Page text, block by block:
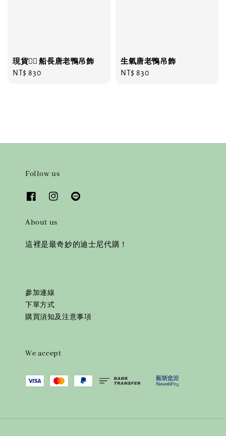
現貨❤️‍🔥 船長唐老鴨吊飾
Regular
NT$ 830
生氣唐老鴨吊飾
Regular
NT$ 830
Follow us
About us
這裡是最奇妙的迪士尼代購！
參加連線
下單方式
購買須知及注意事項
We accept